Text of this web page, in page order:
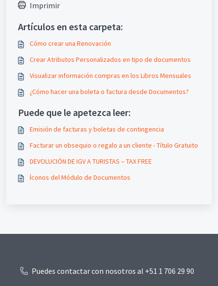
Imprimir
Artículos en esta carpeta:
Cómo crear una Renovación
Crear Atributos Personalizados en tipo de documentos
Visualizar información compras en los Libros Mensuales
¿Cómo hacer una boleta o factura desde Documentos?
Puede que le apetezca leer:
Emisión de facturas y boletas de contingencia
Facturar un obsequio o regalo a un cliente - Título Gratuito
DEVOLUCIÓN DE IGV A TURISTAS – TAX FREE
Íconos del Módulo de Documentos
Puedes contactar con nosotros al +51 1 706 29 90